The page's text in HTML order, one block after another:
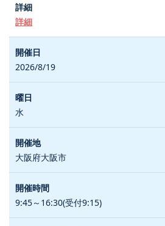
詳細
2026/8/19
水
大阪府大阪市
9:45～16:30(受付9:15)